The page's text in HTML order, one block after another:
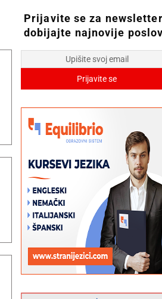
Prijavite se za
dobijajte najnovije